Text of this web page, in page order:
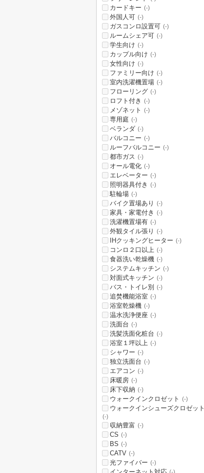
カードキー (-)
外国人可 (-)
ガスコンロ設置可 (-)
ルームシェア可 (-)
学生向け (-)
カップル向け (-)
女性向け (-)
ファミリー向け (-)
室内洗濯機置場 (-)
フローリング (-)
ロフト付き (-)
メゾネット (-)
専用庭 (-)
ベランダ (-)
バルコニー (-)
ルーフバルコニー (-)
都市ガス (-)
オール電化 (-)
エレベーター (-)
照明器具付き (-)
駐輪場 (-)
バイク置場あり (-)
家具・家電付き (-)
洗濯機置場有 (-)
外観タイル張り (-)
IHクッキングヒーター (-)
コンロ２口以上 (-)
食器洗い乾燥機 (-)
システムキッチン (-)
対面式キッチン (-)
バス・トイレ別 (-)
追焚機能浴室 (-)
浴室乾燥機 (-)
温水洗浄便座 (-)
洗面台 (-)
洗髪洗面化粧台 (-)
浴室１坪以上 (-)
シャワー (-)
独立洗面台 (-)
エアコン (-)
床暖房 (-)
床下収納 (-)
ウォークインクロゼット (-)
ウォークインシューズクロゼット
(-)
収納豊富 (-)
CS (-)
BS (-)
CATV (-)
光ファイバー (-)